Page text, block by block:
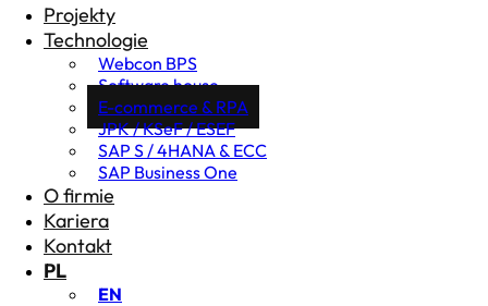
Projekty
Technologie
Webcon BPS
Software house
E-commerce & RPA
JPK / KSeF / ESEF
SAP S / 4HANA & ECC
SAP Business One
O firmie
Kariera
Kontakt
PL
EN